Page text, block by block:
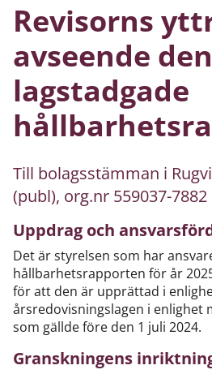
Revisorns
avseende den
lagstadgade
Till bolagsstämman i
(publ), org.nr 559037-7882
Uppdrag och
Det är styrelsen som har
hållbarhetsrapporten för år
för att den är upprättad i
årsredovisningslagen i enlighet
som gällde före den 1 juli 2024.
Granskningens